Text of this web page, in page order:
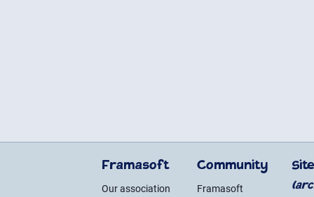
Framasoft
Our association
Community
Framasoft
Site